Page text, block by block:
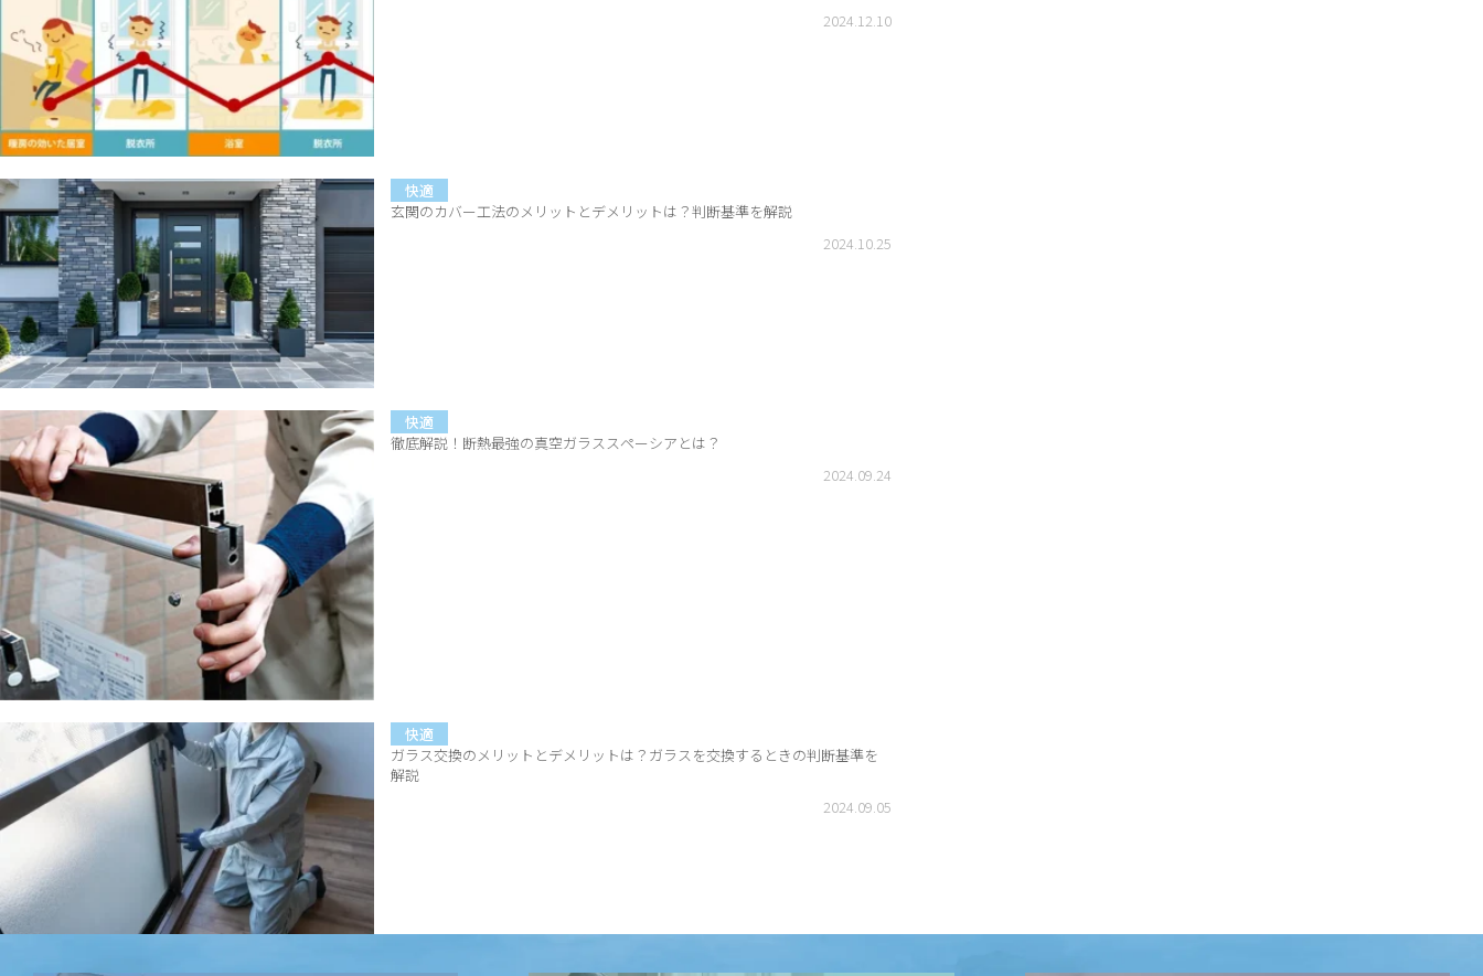
2024.12.10
玄関のカバー工法のメリットとデメリットは？判断基準を解説
快適
2024.10.25
徹底解説！断熱最強の真空ガラススペーシアとは？
快適
2024.09.24
ガラス交換のメリットとデメリットは？ガラスを交換するときの判断基準を
解説
快適
2024.09.05